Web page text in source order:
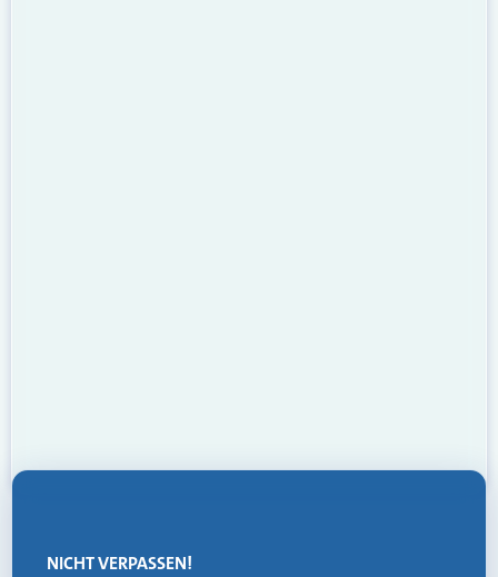
NICHT VERPASSEN!